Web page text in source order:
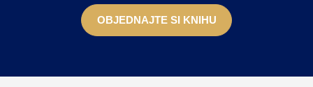
OBJEDNAJTE SI KNIHU